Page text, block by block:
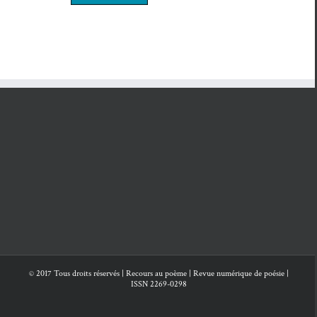
© 2017 Tous droits réservés | Recours au poème | Revue numérique de poésie |
ISSN 2269-0298